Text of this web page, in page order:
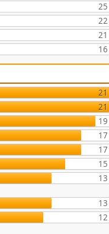
25
22
21
16
21
21
19
17
17
15
13
13
12